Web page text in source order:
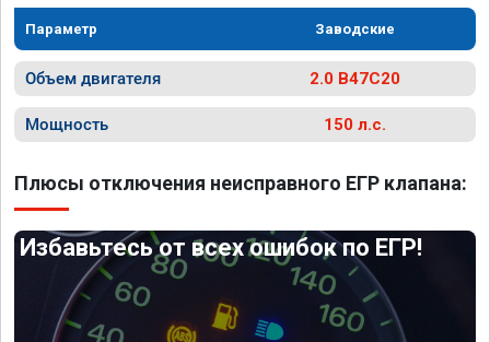
Параметр Заводские
Объем двигателя 2.0 B47C20
Мощность 150 л.с.
Плюсы отключения неисправного ЕГР клапана:
Избавьтесь от всех ошибок по ЕГР!